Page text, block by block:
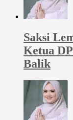
Saksi
Ketua
Balik